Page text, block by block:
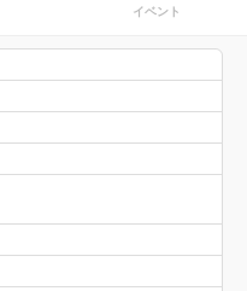
イベント